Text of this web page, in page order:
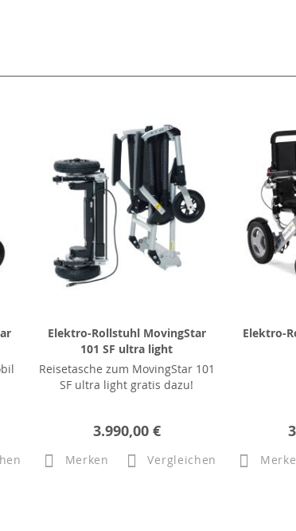
Elektro-Rollstuhl MovingStar
101 SF ultra light
Reisetasche zum MovingStar 101
SF ultra light gratis dazu!
3.990,00 €
Merken Vergleichen
Elektro-